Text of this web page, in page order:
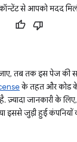
से आपको मदद
तब तक इस पेज की
के तहत और कोड
जानकारी के लिए,
जुड़ी हुई कंपनियों